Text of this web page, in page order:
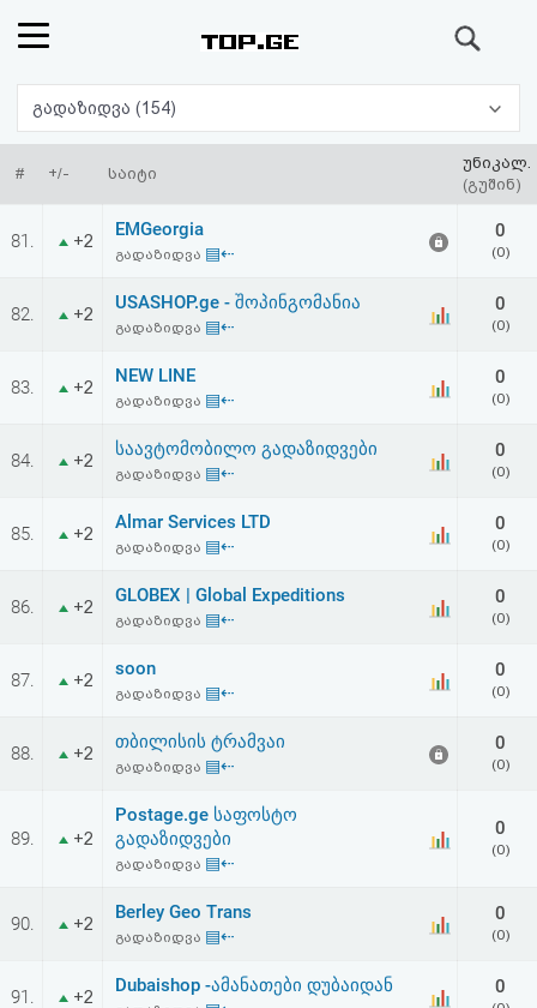
რეიტინგი
(მთავარი)
ფოსტა
პასუხი
ავტორიზაცია
რეგისტრაცია
პაროლის
აღდგენა
HTML
სალიცენზიო
შეთანხმება
პასუხისმგებლობის
უარყოფა
გადაზიდვა (154)
# +/- საიტი
უნიკალ.
(გუშინ)
81. +2
EMGeorgia
გადაზიდვა ▤⇠
0
(0)
82. +2
USASHOP.ge - შოპინგომანია
გადაზიდვა ▤⇠
0
(0)
83. +2
NEW LINE
გადაზიდვა ▤⇠
0
(0)
84. +2
საავტომობილო გადაზიდვები
გადაზიდვა ▤⇠
0
(0)
85. +2
Almar Services LTD
გადაზიდვა ▤⇠
0
(0)
86. +2
GLOBEX | Global Expeditions
გადაზიდვა ▤⇠
0
(0)
87. +2
soon
გადაზიდვა ▤⇠
0
(0)
88. +2
თბილისის ტრამვაი
გადაზიდვა ▤⇠
0
(0)
89. +2
Postage.ge საფოსტო
გადაზიდვები
გადაზიდვა ▤⇠
0
(0)
90. +2
Berley Geo Trans
გადაზიდვა ▤⇠
0
(0)
91. +2
Dubaishop -ამანათები დუბაიდან 0